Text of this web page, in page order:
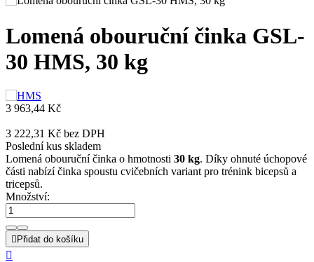
Lomená obouruční činka GSL-
30 HMS, 30 kg
3 963,44 Kč
3 222,31 Kč bez DPH
Poslední kus skladem
Lomená obouruční činka o hmotnosti 30 kg. Díky ohnuté úchopové
části nabízí činka spoustu cvičebních variant pro trénink bicepsů a
tricepsů.
Množství:
 Přidat do košíku
